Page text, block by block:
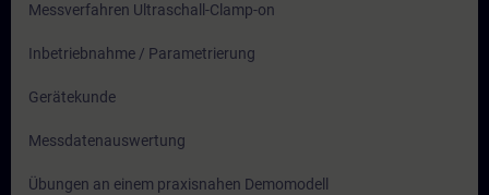
Messverfahren Ultraschall-Clamp-on
Inbetriebnahme / Parametrierung
Gerätekunde
Messdatenauswertung
Übungen an einem praxisnahen Demomodell